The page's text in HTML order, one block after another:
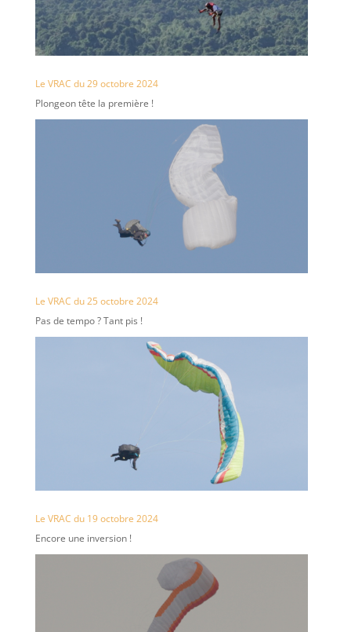
Le VRAC du 29 octobre 2024
Plongeon tête la première !
Le VRAC du 25 octobre 2024
Pas de tempo ? Tant pis !
Le VRAC du 19 octobre 2024
Encore une inversion !